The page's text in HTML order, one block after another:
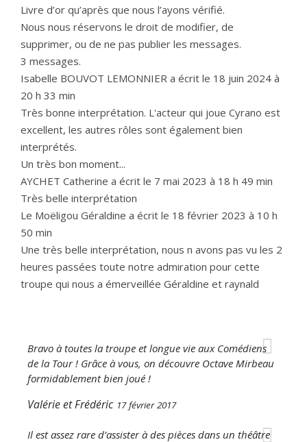
Livre d’or qu’après que nous l’ayons vérifié.
Nous nous réservons le droit de modifier, de
supprimer, ou de ne pas publier les messages.
3 messages.
Isabelle BOUVOT LEMONNIER a écrit le 18 juin 2024 à
20 h 33 min
Très bonne interprétation. L'acteur qui joue Cyrano est
excellent, les autres rôles sont également bien
interprétés.
Un très bon moment...
AYCHET Catherine a écrit le 7 mai 2023 à 18 h 49 min
Très belle interprétation
Le Moëligou Géraldine a écrit le 18 février 2023 à 10 h
50 min
Une très belle interprétation, nous n avons pas vu les 2
heures passées toute notre admiration pour cette
troupe qui nous a émerveillée Géraldine et raynald
Bravo à toutes la troupe et longue vie aux Comédiens
de la Tour ! Grâce à vous, on découvre Octave Mirbeau
formidablement bien joué !
Valérie et Frédéric 17 février 2017
Il est assez rare d’assister à des pièces dans un théâtre